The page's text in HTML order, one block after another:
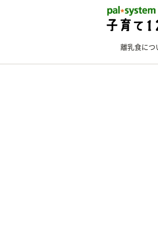
離乳食につ